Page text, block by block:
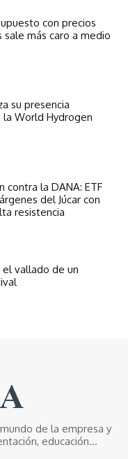
con precios
sale más caro a medio
su presencia
la World Hydrogen
contra la DANA: ETF
del Júcar con
resistencia
el vallado de un
de la empresa y
educación...